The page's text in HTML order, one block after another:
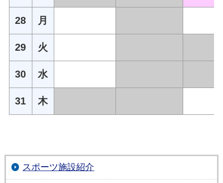
28 月
29 火
30 水
31 木
スポーツ施設紹介